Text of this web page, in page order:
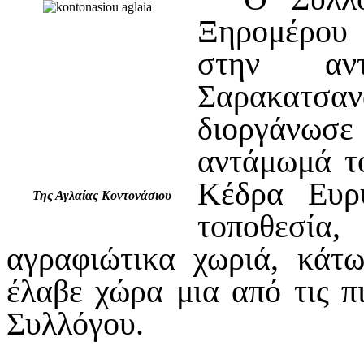
Της Αγλαίας Κοντονάσιου
Ξηρομέρου
στην
αντάμωμά
Κέδρα
αγραφιώτικα χωριά,
έλαβε χώρα μια από τις
Συλλόγου.